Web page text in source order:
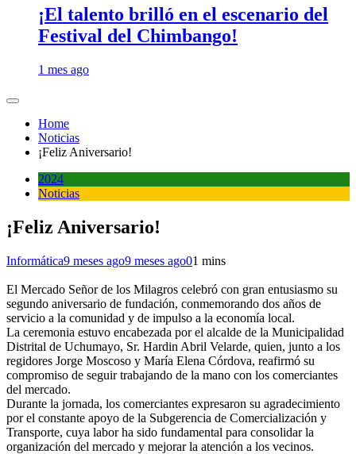
¡El talento brilló en el escenario del
Festival del Chimbango!
1 mes ago
Home
Noticias
¡Feliz Aniversario!
2024
Noticias
¡Feliz Aniversario!
Informática9 meses ago9 meses ago01 mins
El Mercado Señor de los Milagros celebró con gran entusiasmo su
segundo aniversario de fundación, conmemorando dos años de
servicio a la comunidad y de impulso a la economía local.
La ceremonia estuvo encabezada por el alcalde de la Municipalidad
Distrital de Uchumayo, Sr. Hardin Abril Velarde, quien, junto a los
regidores Jorge Moscoso y María Elena Córdova, reafirmó su
compromiso de seguir trabajando de la mano con los comerciantes
del mercado.
Durante la jornada, los comerciantes expresaron su agradecimiento
por el constante apoyo de la Subgerencia de Comercialización y
Transporte, cuya labor ha sido fundamental para consolidar la
organización del mercado y mejorar la atención a los vecinos.